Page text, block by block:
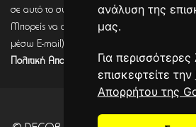
ανάλυση της
μας.
Για περισσότερες
επισκεφτείτε την
Απορρήτου της
σε αυτό το σύνδεσμο, η εγγραφή θα έχει
Μπορείς να αποσύρεις τη συναίνεση (για να
μέσω E-mail) οποιαδήποτε στιγμή σύμφωνα
Πολιτική Απορρήτου.